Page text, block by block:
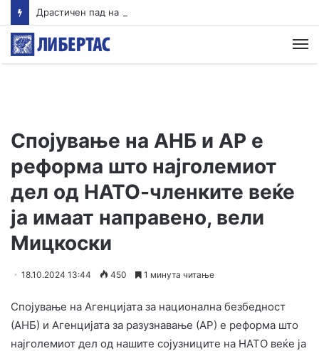
Драстичен пад на запишани првачиња годинава
Спојување на АНБ и АР е
реформа што најголемиот
дел од НАТО-членките веќе
ја имаат направено, вели
Мицкоски
18.10.2024 13:44 450 1 минута читање
Спојување на Агенцијата за национална безбедност
(АНБ) и Агенцијата за разузнавање (АР) е реформа што
најголемиот дел од нашите сојузниците на НАТО веќе ја